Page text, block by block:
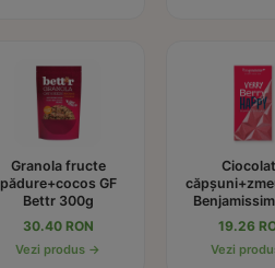
Granola fructe
pădure+cocos GF
Bettr 300g
30.40 RON
Vezi produs →
19.26
Vezi